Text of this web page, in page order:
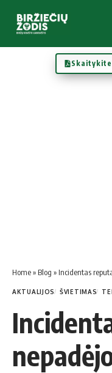
Skaitykite
Home» Blog » Incidentas
AKTUALIJOS ŠVIETIMAS